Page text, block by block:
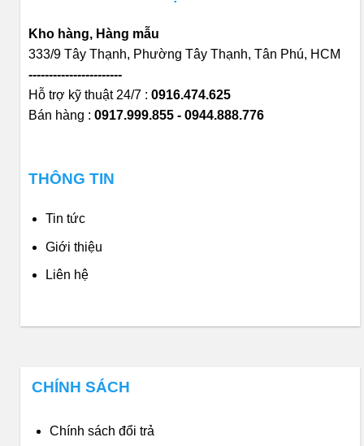
Kho hàng, Hàng mẫu
333/9 Tây Thạnh, Phường Tây Thạnh, Tân Phú, HCM
-----------------------
Hỗ trợ kỹ thuật 24/7 : 0916.474.625
Bán hàng : 0917.999.855 - 0944.888.776
THÔNG TIN
Tin tức
Giới thiệu
Liên hệ
CHÍNH SÁCH
Chính sách đổi trả